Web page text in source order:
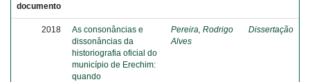
documento
2018
As consonâncias e
dissonâncias da
historiografia oficial do
município de Erechim:
quando
Pereira, Rodrigo
Alves
Dissertação